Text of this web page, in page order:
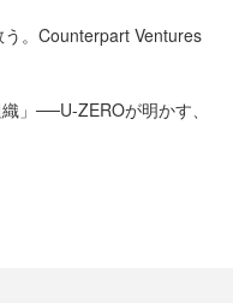
う。Counterpart Ventures
」──U-ZEROが明かす、